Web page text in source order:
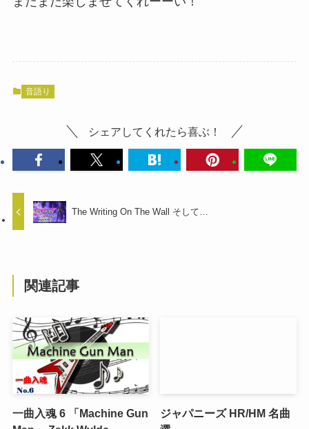
音語り
シェアしてくれたら喜ぶ！
The Writing On The Wall そして…
関連記事
一曲入魂 6 「Machine Gun
ジャパニーズ HR/HM 名曲